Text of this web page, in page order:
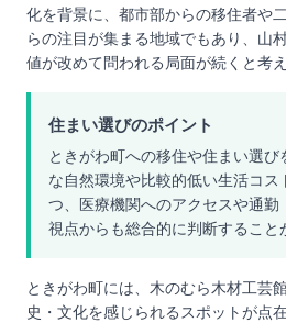
化を背景に、都市部からの移住者や
らの注目が集まる地域でもあり、山
値が改めて問われる局面が続くと考え
住まい選びのポイント
ときがわ町への移住や住まい選
な自然環境や比較的低い生活コス
つ、医療機関へのアクセスや通勤
視点からも総合的に判断すること
ときがわ町には、木のむら木材工芸
史・文化を感じられるスポットが点